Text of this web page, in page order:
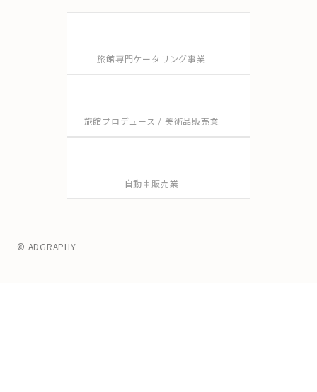
旅館専門ケータリング事業
旅館プロデュース / 美術品販売業
自動車販売業
© ADGRAPHY